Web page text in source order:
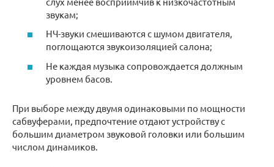
звукам;
НЧ-звуки смешиваются с шумом двигателя,
поглощаются звукоизоляцией салона;
Не каждая музыка сопровождается должным
уровнем басов.
При выборе между двумя одинаковыми по мощности
сабвуферами, предпочтение отдают устройству с
большим диаметром звуковой головки или большим
числом динамиков.